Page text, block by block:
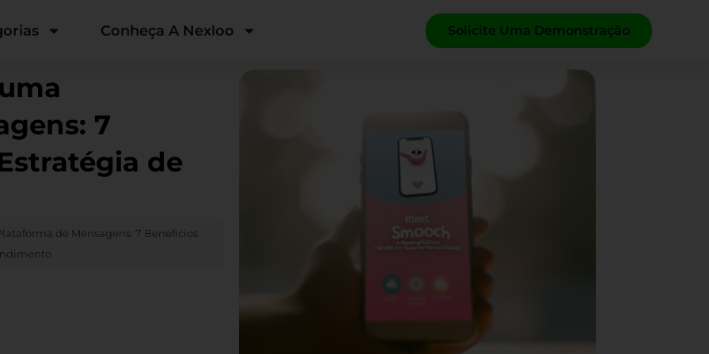
Conheça A Nexloo Solicite Uma Demonstração
7
de
de Mensagens: 7 Benefícios